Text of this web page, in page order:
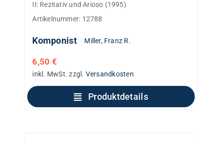
II: Rezitativ und Arioso (1995)
Artikelnummer: 12788
Komponist Miller, Franz R.
6,50 €
inkl. MwSt. zzgl. Versandkosten
Produktdetails